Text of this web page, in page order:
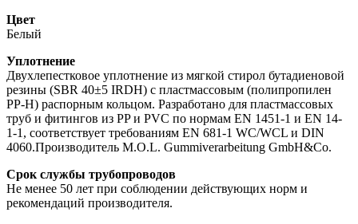
Цвет
Белый
Уплотнение
Двухлепестковое уплотнение из мягкой стирол бутадиеновой
резины (SBR 40±5 IRDH) с пластмассовым (полипропилен
PP-H) распорным кольцом. Разработано для пластмассовых
труб и фитингов из PP и PVC по нормам EN 1451-1 и EN 14-
1-1, соответствует требованиям EN 681-1 WC/WCL и DIN
4060.Производитель M.O.L. Gummiverarbeitung GmbH&Co.
Срок службы трубопроводов
Не менее 50 лет при соблюдении действующих норм и
рекомендаций производителя.